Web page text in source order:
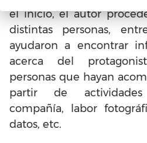
el inicio, el autor
distintas personas,
ayudaron a encontrar
acerca del
personas que hayan
partir de actividades
compañía, labor
datos, etc.